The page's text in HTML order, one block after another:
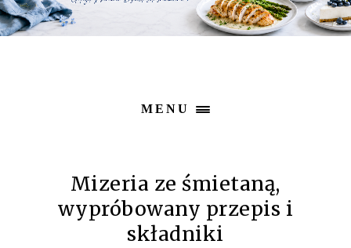
MENU
Mizeria ze śmietaną,
wypróbowany przepis i
składniki